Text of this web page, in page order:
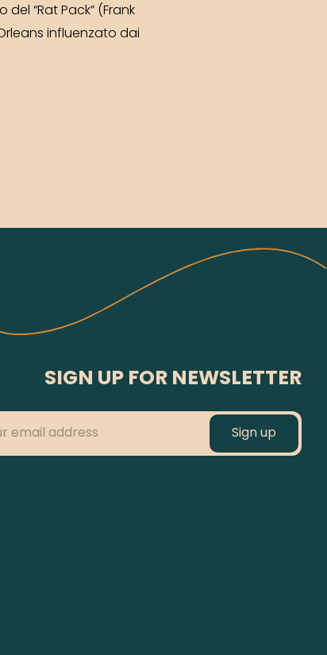
“Rat Pack” (Frank
influenzato dai
SIGN UP FOR NEWSLETTER